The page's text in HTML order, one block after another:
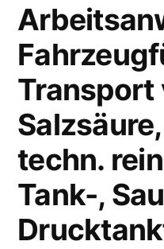
Transport
techn.
Tank-,